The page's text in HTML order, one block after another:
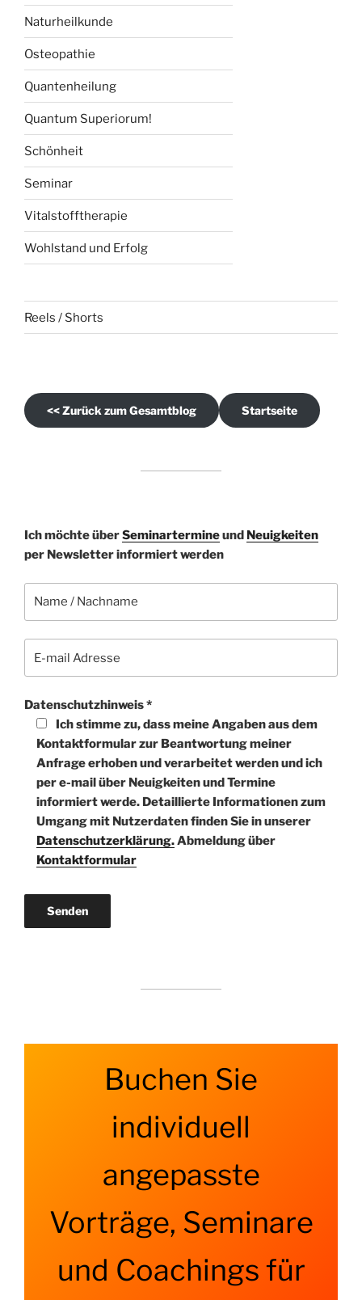
Naturheilkunde
Osteopathie
Quantenheilung
Quantum Superiorum!
Schönheit
Seminar
Vitalstofftherapie
Wohlstand und Erfolg
Reels / Shorts
<< Zurück zum Gesamtblog Startseite
Bitte lasse dieses Feld leer.
Ich möchte überSeminartermineund Neuigkeiten
per Newsletter informiert werden
Datenschutzhinweis *
Ich stimme zu, dass meine Angaben aus dem
Kontaktformular zur Beantwortung meiner
Anfrage erhoben und verarbeitet werden und ich
per e-mail über Neuigkeiten und Termine
informiert werde. Detaillierte Informationen zum
Umgang mit Nutzerdaten finden Sie in unserer
Datenschutzerklärung.Abmeldung über
Kontaktformular
Buchen Sie
individuell
angepasste
Vorträge, Seminare
und Coachings für